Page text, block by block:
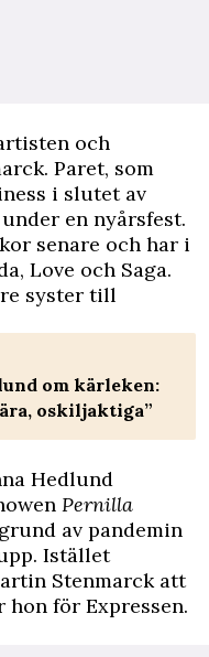
och
Paret, som
i slutet av
en nyårsfest.
senare och har i
Love och Saga.
syster till
om kärleken:
oskiljaktiga”
Hedlund
Pernilla
av pandemin
Istället
Stenmarck att
hon för Expressen.